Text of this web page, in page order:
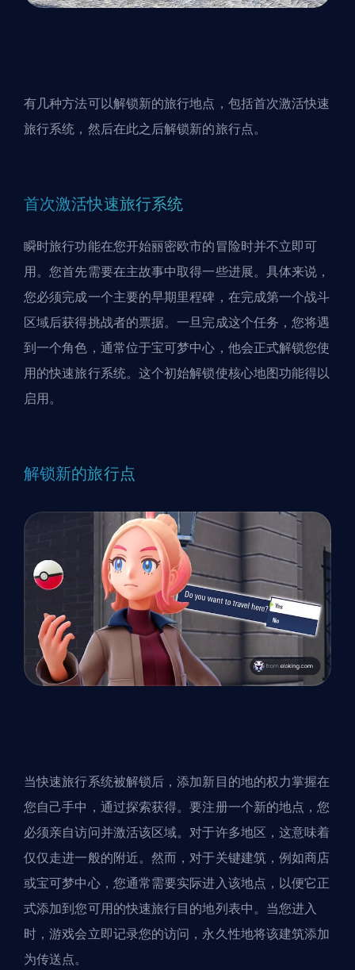
有几种方法可以解锁新的旅行地点，包括首次激活快速
旅行系统，然后在此之后解锁新的旅行点。
首次激活快速旅行系统
瞬时旅行功能在您开始丽密欧市的冒险时并不立即可
用。您首先需要在主故事中取得一些进展。具体来说，
您必须完成一个主要的早期里程碑，在完成第一个战斗
区域后获得挑战者的票据。一旦完成这个任务，您将遇
到一个角色，通常位于宝可梦中心，他会正式解锁您使
用的快速旅行系统。这个初始解锁使核心地图功能得以
启用。
解锁新的旅行点
当快速旅行系统被解锁后，添加新目的地的权力掌握在
您自己手中，通过探索获得。要注册一个新的地点，您
必须亲自访问并激活该区域。对于许多地区，这意味着
仅仅走进一般的附近。然而，对于关键建筑，例如商店
或宝可梦中心，您通常需要实际进入该地点，以便它正
式添加到您可用的快速旅行目的地列表中。当您进入
时，游戏会立即记录您的访问，永久性地将该建筑添加
为传送点。